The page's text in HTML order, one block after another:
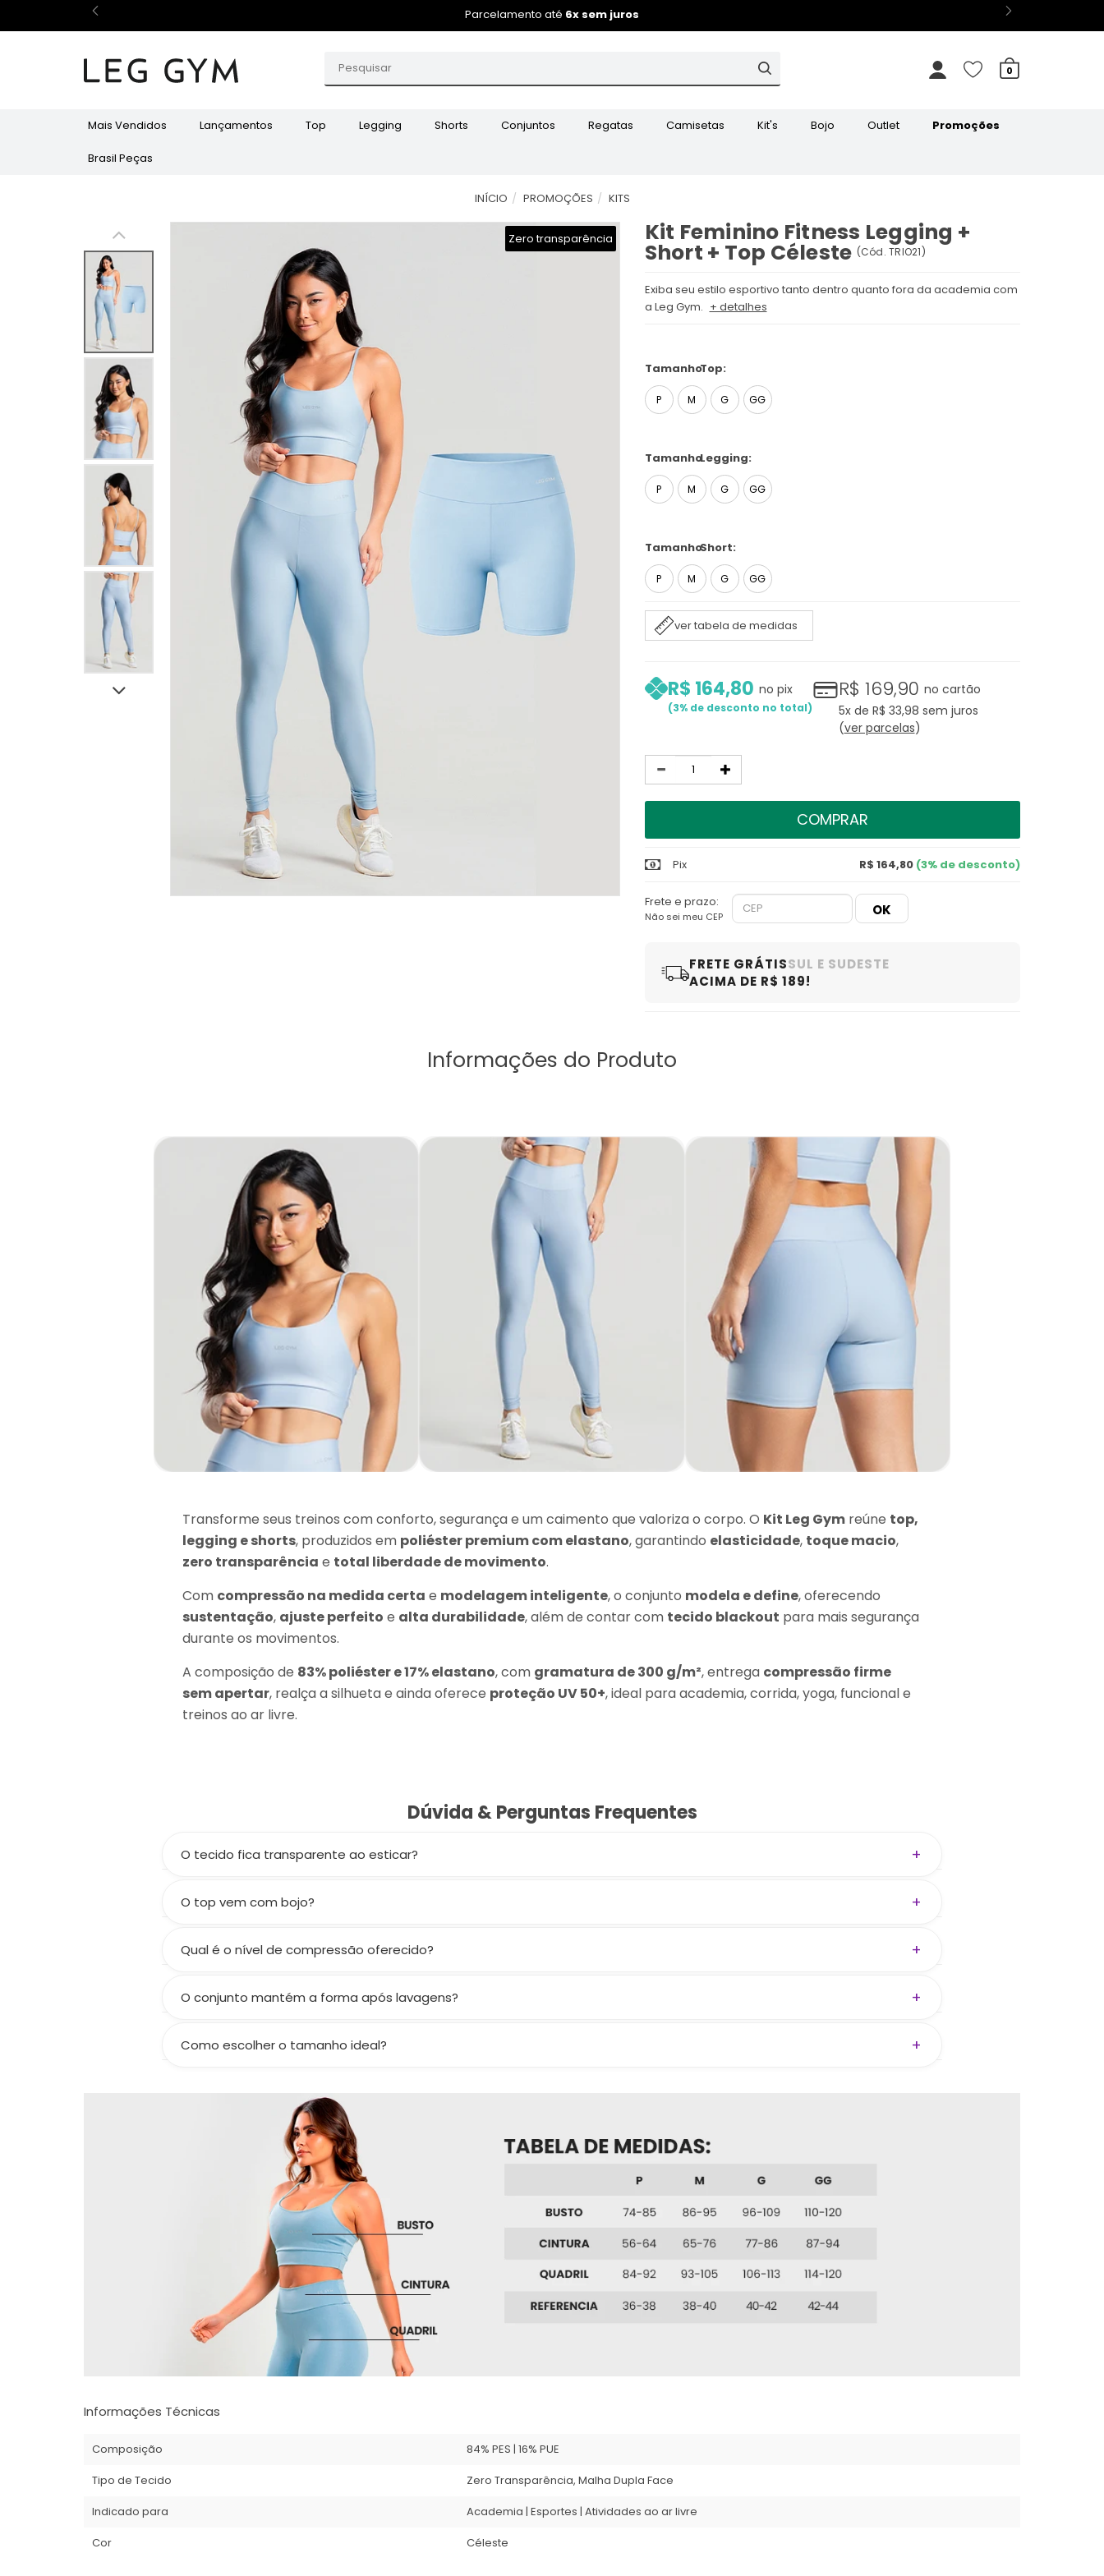
Parcelamento até 6x sem juros
0
Mais Vendidos Lançamentos Top Legging Shorts Conjuntos Regatas Camisetas Kit's Bojo Outlet Promoções
Brasil Peças
INÍCIO PROMOÇÕES KITS
Zero transparência Kit Feminino Fitness Legging +
Short + Top Céleste (Cód. TRIO21)
Exiba seu estilo esportivo tanto dentro quanto fora da academia com
a Leg Gym. + detalhes
Top:
Tamanho
P M G GG
Legging:
Tamanho
P M G GG
Short:
Tamanho
P M G GG
ver tabela de medidas
R$ 164,80
3%
no pix R$ 169,90 no cartão
5xde R$ 33,98 sem juros
ver parcelas
Quantidade
COMPRAR
Pix R$ 164,80 (3% de desconto)
Frete e prazo:
Não sei meu CEP
FRETE GRÁTISSUL E SUDESTE
ACIMA DE R$ 189!
Informações do Produto
Transforme seus treinos com conforto, segurança e um caimento que valoriza o corpo. O Kit Leg Gym reúne top,
legging e shorts, produzidos em poliéster premium com elastano, garantindo elasticidade, toque macio,
zero transparência e total liberdade de movimento.
Com compressão na medida certa e modelagem inteligente, o conjunto modela e define, oferecendo
sustentação, ajuste perfeito e alta durabilidade, além de contar com tecido blackout para mais segurança
durante os movimentos.
A composição de 83% poliéster e 17% elastano, com gramatura de 300 g/m², entrega compressão firme
sem apertar, realça a silhueta e ainda oferece proteção UV 50+, ideal para academia, corrida, yoga, funcional e
treinos ao ar livre.
Dúvida & Perguntas Frequentes
O tecido fica transparente ao esticar? +
O top vem com bojo? +
bojo.
Qual é o nível de compressão oferecido? +
O conjunto mantém a forma após lavagens? +
Como escolher o tamanho ideal? +
Informações Técnicas
Composição
84% PES | 16% PUE
Tipo de Tecido
Zero Transparência, Malha Dupla Face
Indicado para
Academia | Esportes | Atividades ao ar livre
Cor
Céleste